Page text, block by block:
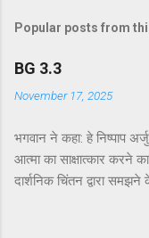
Popular posts from
BG 3.3
November 17, 2025
भगवान ने कहा: हे निष्पाप
आत्मा का साक्षात्कार
दार्शनिक चिंतन द्वारा
कर्मयोग या बुद्धियोग।